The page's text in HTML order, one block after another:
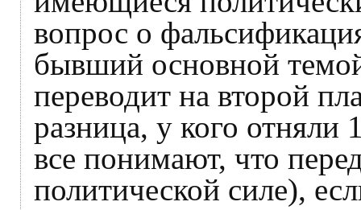
вопрос о
бывший основной
переводит на второй
разница, у кого отняли
все понимают, что
политической силе),